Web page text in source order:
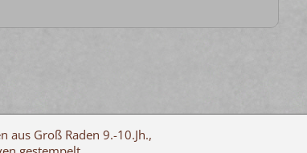
aus Groß Raden 9.-10.Jh.,